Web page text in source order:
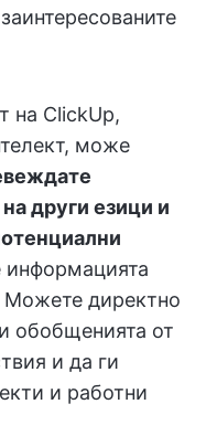
на ClickUp,
може
други езици и
информацията
Можете директно
обобщенията от
и да ги
и работни